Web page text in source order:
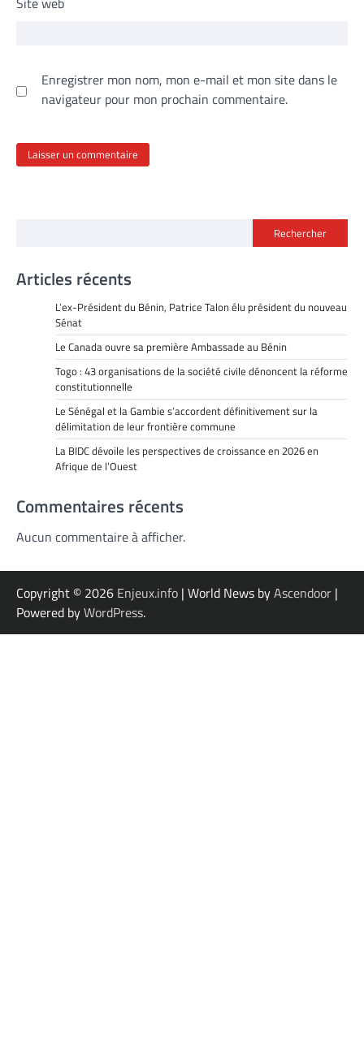
Enregistrer mon nom, mon e-mail et mon site dans le
navigateur pour mon prochain commentaire.
Rechercher
Articles récents
L’ex-Président du Bénin, Patrice Talon élu président du nouveau
Sénat
Le Canada ouvre sa première Ambassade au Bénin
Togo : 43 organisations de la société civile dénoncent la réforme
constitutionnelle
Le Sénégal et la Gambie s’accordent définitivement sur la
délimitation de leur frontière commune
La BIDC dévoile les perspectives de croissance en 2026 en
Afrique de l’Ouest
Commentaires récents
Aucun commentaire à afficher.
Copyright © 2026 Enjeux.info | World News byAscendoor |
Powered byWordPress.